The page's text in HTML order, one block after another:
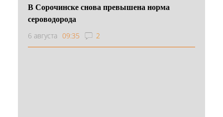
В Сорочинске снова превышена норма
сероводорода
6 августа 09:35 2